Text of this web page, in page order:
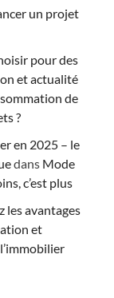
un projet
pour des
et actualité
de
?
en 2025 – le
dans Mode
c’est plus
les avantages
et